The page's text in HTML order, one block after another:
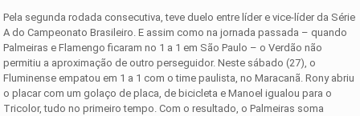
Pela segunda rodada consecutiva, teve duelo entre líder e vice-líder da Série
A do Campeonato Brasileiro. E assim como na jornada passada – quando
Palmeiras e Flamengo ficaram no 1 a 1 em São Paulo – o Verdão não
permitiu a aproximação de outro perseguidor. Neste sábado (27), o
Fluminense empatou em 1 a 1 com o time paulista, no Maracanã. Rony abriu
o placar com um golaço de placa, de bicicleta e Manoel igualou para o
Tricolor, tudo no primeiro tempo. Com o resultado, o Palmeiras soma